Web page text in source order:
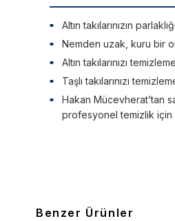
Altın takılarınızın
Nemden uzak, kuru bir
Altın takılarınızı
Taşlı takılarınızı
Hakan Mücevherat’tan
profesyonel temizlik için
Benzer Ürünler